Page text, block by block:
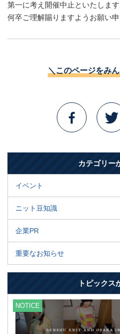
第一に考え開催中止といたします
何卒ご理解賜りますようお願い申
＼このページをみ
カテゴリー
イベント
ニット豆知識
企業PR
重要なお知らせ
トピックス
NOTICE